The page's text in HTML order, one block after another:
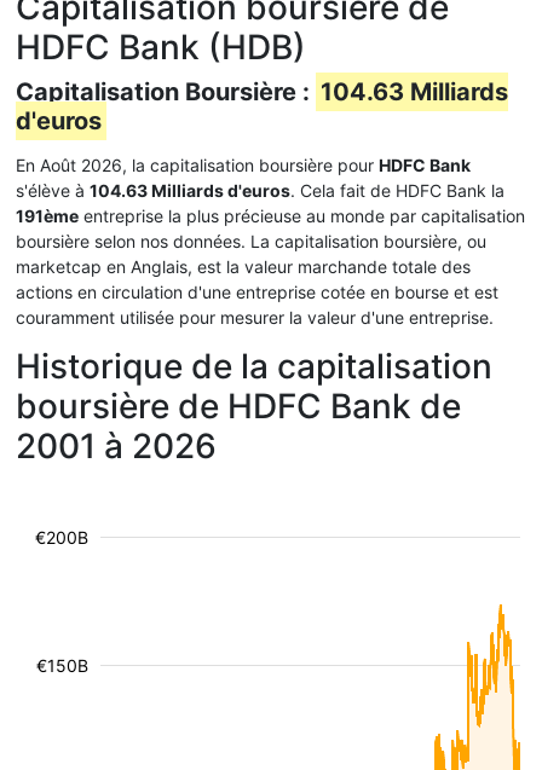
HDFC Bank (HDB)
Capitalisation Boursière : 104.63 Milliards
d'euros
En Août 2026, la capitalisation boursière pour HDFC Bank
s'élève à 104.63 Milliards d'euros. Cela fait de HDFC Bank la
191ème entreprise la plus précieuse au monde par capitalisation
boursière selon nos données. La capitalisation boursière, ou
marketcap en Anglais, est la valeur marchande totale des
actions en circulation d'une entreprise cotée en bourse et est
couramment utilisée pour mesurer la valeur d'une entreprise.
Historique de la capitalisation
boursière de HDFC Bank de
2001 à 2026
€150B
€200B